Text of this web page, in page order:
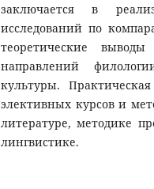
заключается в
исследований по
теоретические
направлений
культуры.
элективных курсов и
литературе, методике
лингвистике.